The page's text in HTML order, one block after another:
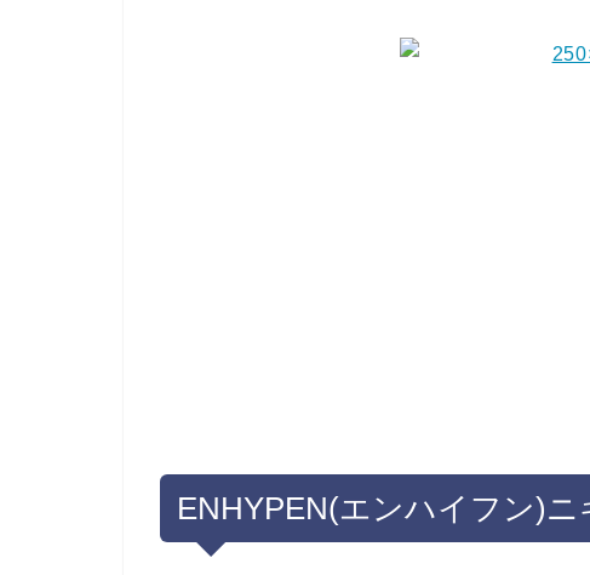
ENHYPEN(エンハイフン)ニ